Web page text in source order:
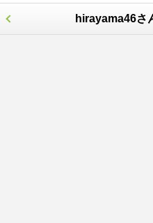
hirayama46さ